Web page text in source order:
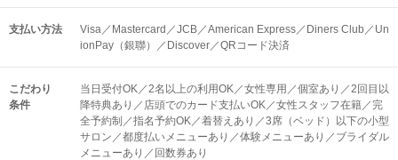
支払い方法
Visa／Mastercard／JCB／American Express／Diners Club／Un
ionPay（銀聯）／Discover／QRコード決済
こだわり
条件
当日受付OK／2名以上の利用OK／女性専用／個室あり／2回目以
降特典あり／店頭でのカード支払いOK／女性スタッフ在籍／完
全予約制／指名予約OK／着替えあり／3席（ベッド）以下の小型
サロン／都度払いメニューあり／体験メニューあり／ブライダル
メニューあり／回数券あり